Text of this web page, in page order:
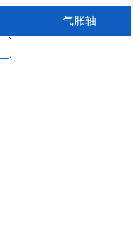
气胀轴